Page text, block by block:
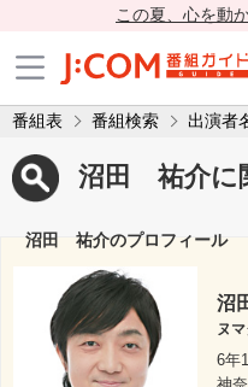
この夏、心を動
番組表 番組検索 出演者
沼田 祐介に
沼田 祐介のプロフィール
沼
ヌ
6年